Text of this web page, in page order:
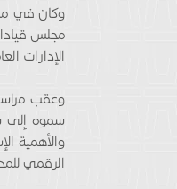
وكان في
مجلس
الإدارات
وعقب
سموه إلى
والأهمية
الرقمي